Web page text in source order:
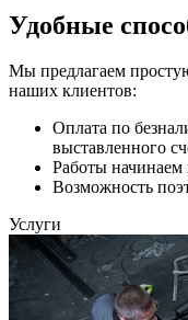
Удобные
Мы предлагаем
наших клиентов:
Оплата по
выставленного
Работы начинаем
Возможность
Услуги